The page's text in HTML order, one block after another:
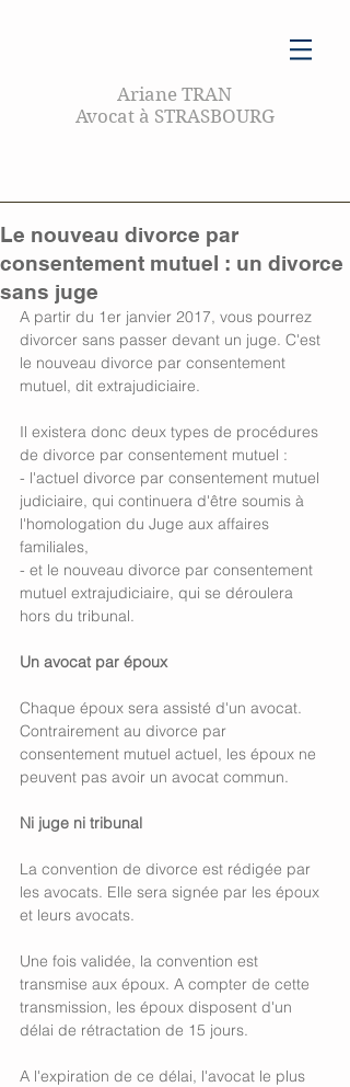
Ariane TRAN
Avocat à STRASBOURG
Le nouveau divorce par
consentement mutuel : un divorce
sans juge
A partir du 1er janvier 2017, vous pourrez
divorcer sans passer devant un juge. C'est
le nouveau divorce par consentement
mutuel, dit extrajudiciaire.
Il existera donc deux types de procédures
de divorce par consentement mutuel :
- l'actuel divorce par consentement mutuel
judiciaire, qui continuera d'être soumis à
l'homologation du Juge aux affaires
familiales,
- et le nouveau divorce par consentement
mutuel extrajudiciaire, qui se déroulera
hors du tribunal.
Un avocat par époux
Chaque époux sera assisté d'un avocat.
Contrairement au divorce par
consentement mutuel actuel, les époux ne
peuvent pas avoir un avocat commun.
Ni juge ni tribunal
La convention de divorce est rédigée par
les avocats. Elle sera signée par les époux
et leurs avocats.
Une fois validée, la convention est
transmise aux époux. A compter de cette
transmission, les époux disposent d'un
délai de rétractation de 15 jours.
A l'expiration de ce délai, l'avocat le plus